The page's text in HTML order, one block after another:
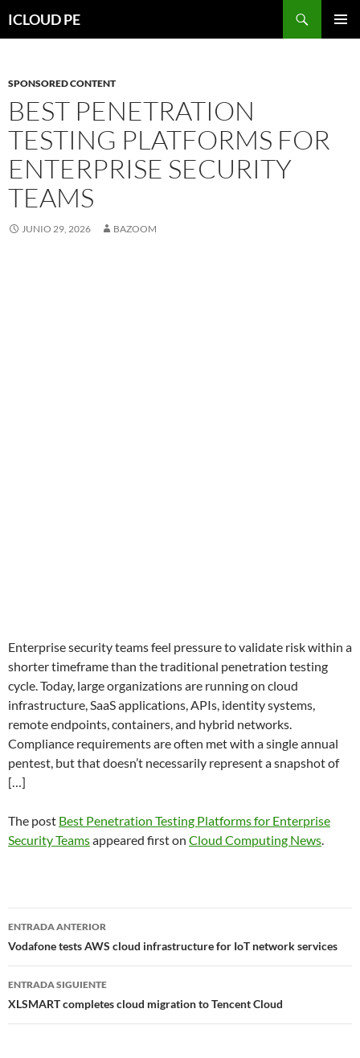
hacia
ICLOUD PE
SPONSORED CONTENT
BEST PENETRATION
TESTING PLATFORMS FOR
ENTERPRISE SECURITY
TEAMS
JUNIO 29, 2026 BAZOOM
Enterprise security teams feel pressure to validate risk within a
shorter timeframe than the traditional penetration testing
cycle. Today, large organizations are running on cloud
infrastructure, SaaS applications, APIs, identity systems,
remote endpoints, containers, and hybrid networks.
Compliance requirements are often met with a single annual
pentest, but that doesn’t necessarily represent a snapshot of
[…]
The post Best Penetration Testing Platforms for Enterprise
Security Teamsappeared first on Cloud Computing News.
Navegador
de
entradas
ENTRADA ANTERIOR
Vodafone tests AWS cloud infrastructure for IoT network services
ENTRADA SIGUIENTE
XLSMART completes cloud migration to Tencent Cloud